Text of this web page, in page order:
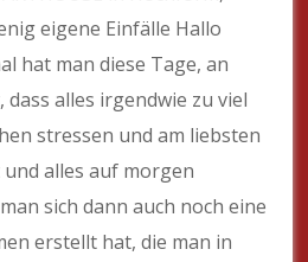
eigene Einfälle Hallo
hat man diese Tage, an
alles irgendwie zu viel
stressen und am liebsten
alles auf morgen
sich dann auch noch eine
erstellt hat, die man in